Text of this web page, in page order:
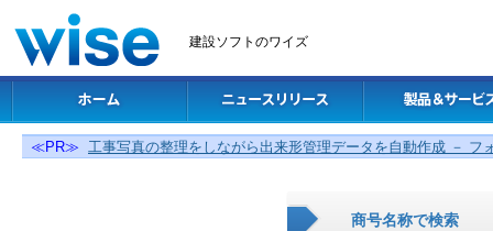
建設ソフトのワイズ
≪PR≫ 工事写真の整理をしながら出来形管理データを自動作成 － フ
商号名称で検索